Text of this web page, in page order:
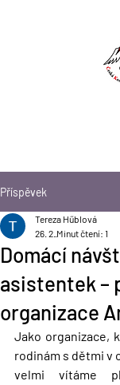
Příspěvek
Domácí
asistentek –
organizace
Tereza Hűblová
26. 2. Minut čtení: 1
Jako organizace,
rodinám s dětmi v
velmi vítáme